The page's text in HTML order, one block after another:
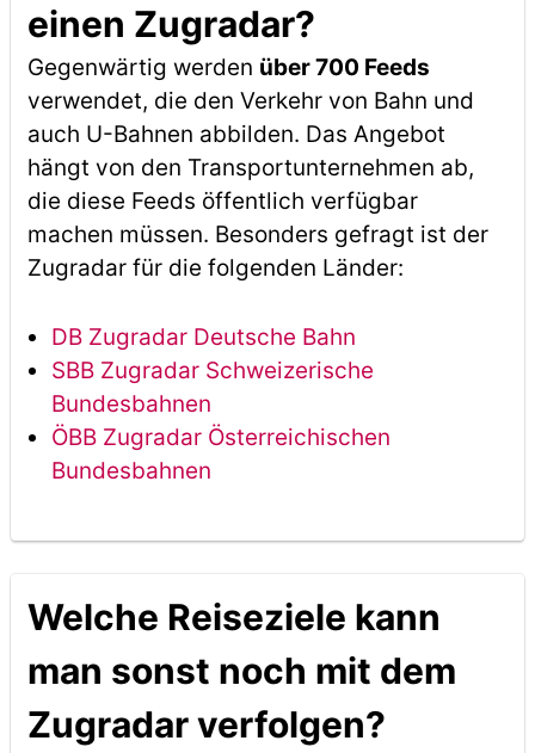
einen Zugradar?
Gegenwärtig werden über 700 Feeds
verwendet, die den Verkehr von Bahn und
auch U-Bahnen abbilden. Das Angebot
hängt von den Transportunternehmen ab,
die diese Feeds öffentlich verfügbar
machen müssen. Besonders gefragt ist der
Zugradar für die folgenden Länder:
DB Zugradar Deutsche Bahn
SBB Zugradar Schweizerische
Bundesbahnen
ÖBB Zugradar Österreichischen
Bundesbahnen
Welche Reiseziele kann
man sonst noch mit dem
Zugradar verfolgen?